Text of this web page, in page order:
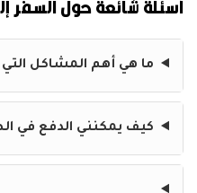
أسئلة شائعة حول السفر
ما هي أهم المشاكل
كيف يمكنني الدفع في